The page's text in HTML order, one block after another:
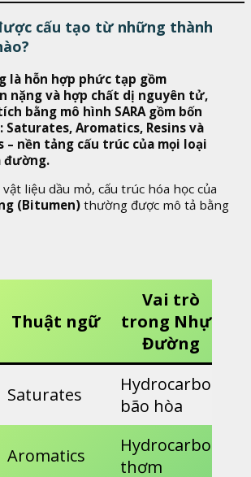
cấu tạo từ những thành
là hỗn hợp phức tạp gồm
nặng và hợp chất dị nguyên tử,
bằng mô hình SARA gồm bốn
Saturates, Aromatics, Resins và
– nền tảng cấu trúc của mọi loại
đường.
liệu dầu mỏ, cấu trúc hóa học của
(Bitumen) thường được mô tả bằng
Thuật ngữ
Vai trò
trong Nhựa
Đường
Saturates
Hydrocarbon
bão hòa
Aromatics
Hydrocarbon
thơm